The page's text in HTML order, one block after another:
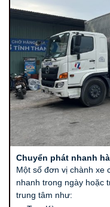
Chuyển phát nhanh
Một số đơn vị chành xe
nhanh trong ngày hoặc
trung tâm như: